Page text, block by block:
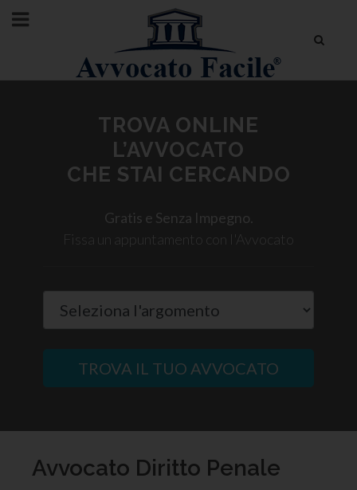
TROVA ONLINE
L’AVVOCATO
CHE STAI CERCANDO
Gratis e Senza Impegno.
Fissa un appuntamento con l'Avvocato
TROVA IL TUO AVVOCATO
Avvocato Diritto Penale